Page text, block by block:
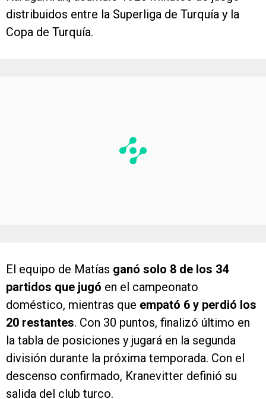
distribuidos entre la Superliga de Turquía y la
Copa de Turquía.
El equipo de Matías ganó solo 8 de los 34
partidos que jugó en el campeonato
doméstico, mientras que empató 6 y perdió los
20 restantes. Con 30 puntos, finalizó último en
la tabla de posiciones y jugará en la segunda
división durante la próxima temporada. Con el
descenso confirmado, Kranevitter definió su
salida del club turco.